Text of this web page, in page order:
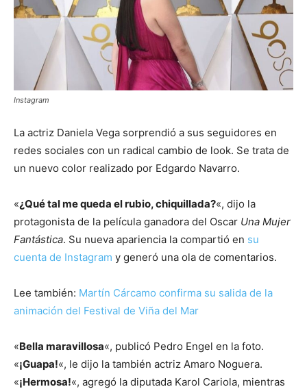
Instagram
La actriz Daniela Vega sorprendió a sus seguidores en
redes sociales con un radical cambio de look. Se trata de
un nuevo color realizado por Edgardo Navarro.
«¿Qué tal me queda el rubio, chiquillada?«, dijo la
protagonista de la película ganadora del Oscar Una Mujer
Fantástica. Su nueva apariencia la compartió en su
cuenta de Instagram y generó una ola de comentarios.
Lee también: Martín Cárcamo confirma su salida de la
animación del Festival de Viña del Mar
«Bella maravillosa«, publicó Pedro Engel en la foto.
«¡Guapa!«, le dijo la también actriz Amaro Noguera.
«¡Hermosa!«, agregó la diputada Karol Cariola, mientras